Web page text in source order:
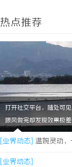
热点推荐
打开社交平台，随处可
跟风做完却发现效果极差
[业界动态] 温婉灵动
的眉眼唇，才是你整张
[业界动态]